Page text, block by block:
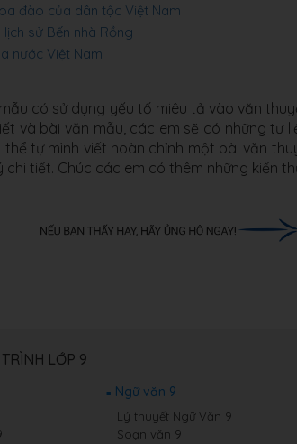
đào của dân tộc Việt Nam
sử Bến nhà Rồng
nước Việt Nam
có sử dụng yếu tố miêu tả vào văn
và bài văn mẫu, các em sẽ có những tư
tự mình viết hoàn chỉnh một bài văn
tiết. Chúc các em có thêm những kiến
LỚP 9
Ngữ văn 9
Lý thuyết Ngữ Văn 9
Soạn văn 9